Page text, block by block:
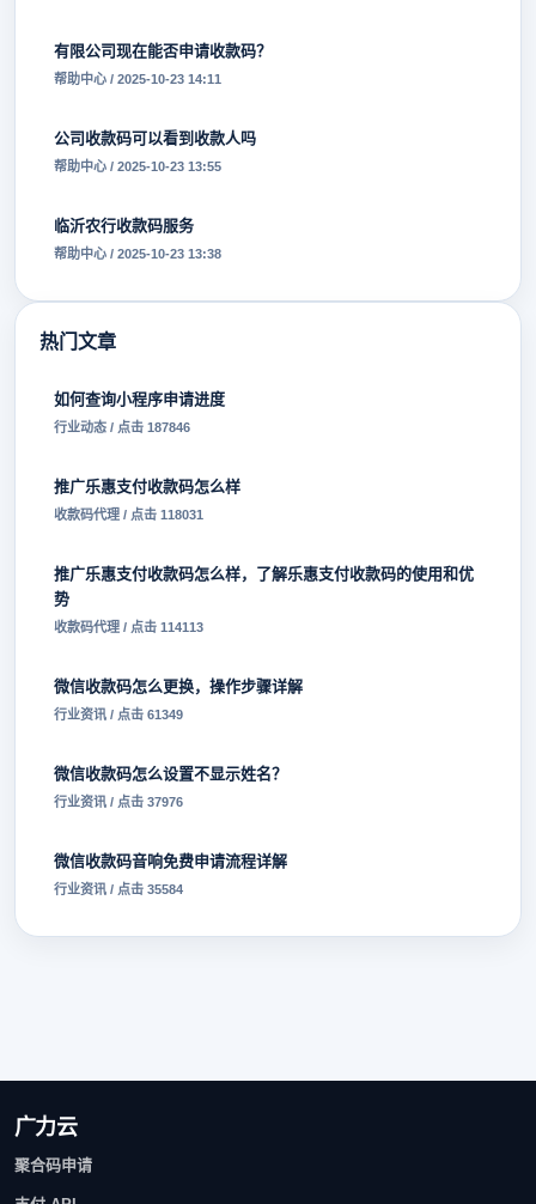
有限公司现在能否申请收款码？
帮助中心 / 2025-10-23 14:11
公司收款码可以看到收款人吗
帮助中心 / 2025-10-23 13:55
临沂农行收款码服务
帮助中心 / 2025-10-23 13:38
热门文章
如何查询小程序申请进度
行业动态 / 点击 187846
推广乐惠支付收款码怎么样
收款码代理 / 点击 118031
推广乐惠支付收款码怎么样，了解乐惠支付收款码的使用和优
势
收款码代理 / 点击 114113
微信收款码怎么更换，操作步骤详解
行业资讯 / 点击 61349
微信收款码怎么设置不显示姓名？
行业资讯 / 点击 37976
微信收款码音响免费申请流程详解
行业资讯 / 点击 35584
广力云
聚合码申请